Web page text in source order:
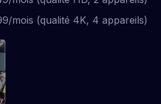
mois (qualité 4K, 4 appareils)